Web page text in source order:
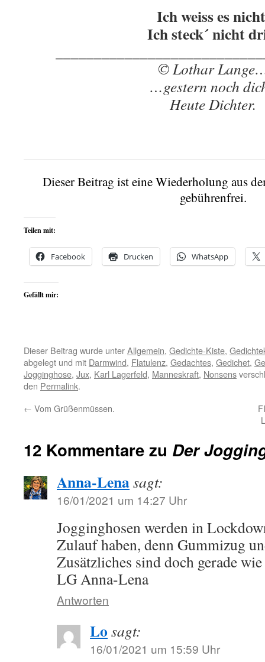
Ich weiss es
Ich steck´ nicht
© Lothar
…gestern noch
Heute Dichter.
Dieser Beitrag ist eine Wiederholung aus
gebührenfrei.
Teilen mit:
Facebook Drucken WhatsApp
Gefällt mir:
Dieser Beitrag wurde unterAllgemein, Gedichte-Kiste,
abgelegt und mit Darmwind, Flatulenz, Gedachtes, Gedichet,
Jogginghose, Jux, Karl Lagerfeld, Manneskraft, Nonsens
den Permalink.
← Vom Grüßenmüssen.
12 Kommentare zu Der
Anna-Lenasagt:
16/01/2021 um 14:27 Uhr
Jogginghosen werden in
Zulauf haben, denn Gummizug
Zusätzliches sind doch gerade
LG Anna-Lena
Antworten
Lo sagt:
16/01/2021 um 15:59 Uhr